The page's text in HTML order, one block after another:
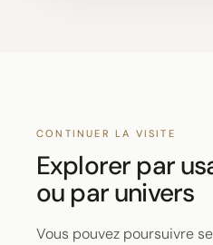
CONTINUER LA VISITE
Explorer par
ou par univers
Vous pouvez poursuivre